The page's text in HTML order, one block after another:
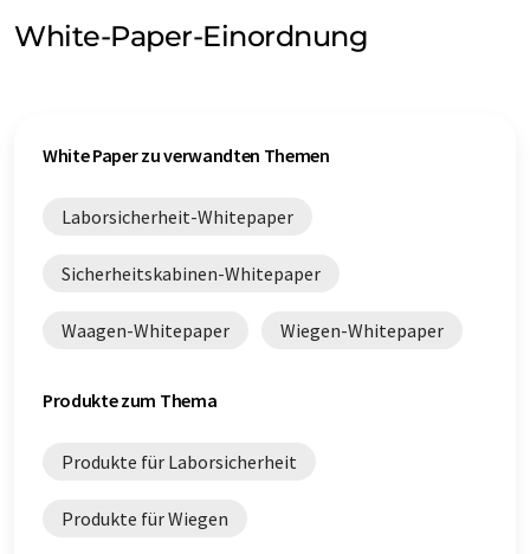
White-Paper-Einordnung
White Paper zu verwandten Themen
Laborsicherheit-Whitepaper
Sicherheitskabinen-Whitepaper
Waagen-Whitepaper Wiegen-Whitepaper
Produkte zum Thema
Produkte für Laborsicherheit
Produkte für Wiegen